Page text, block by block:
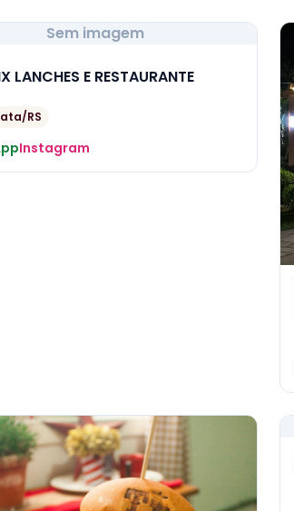
Sem imagem
LANCHES E RESTAURANTE
RS
Instagram